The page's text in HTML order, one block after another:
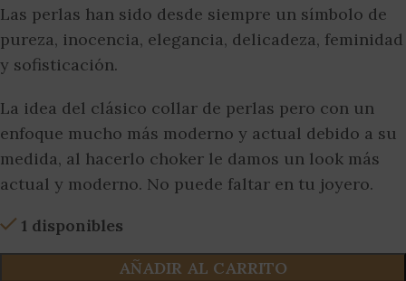
Las perlas han sido desde siempre un símbolo de
pureza, inocencia, elegancia, delicadeza, feminidad
y sofisticación.
La idea del clásico collar de perlas pero con un
enfoque mucho más moderno y actual debido a su
medida, al hacerlo choker le damos un look más
actual y moderno. No puede faltar en tu joyero.
1 disponibles
AÑADIR AL CARRITO